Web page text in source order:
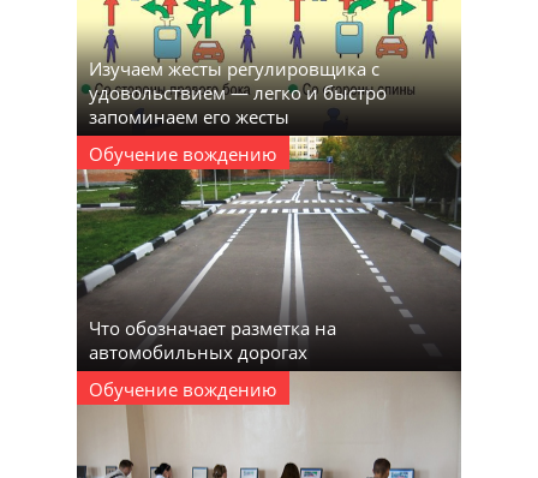
Изучаем жесты регулировщика с
удовольствием — легко и быстро
запоминаем его жесты
Обучение вождению
Что обозначает разметка на
автомобильных дорогах
Обучение вождению